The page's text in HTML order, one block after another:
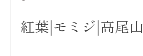
紅葉|モミジ|高尾山